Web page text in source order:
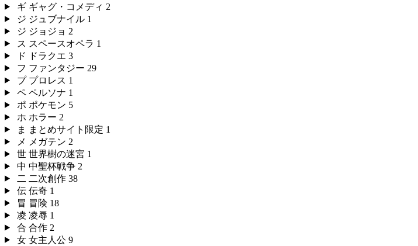
ギ ギャグ・コメディ 2
ジ ジュブナイル 1
ジ ジョジョ 2
ス スペースオペラ 1
ド
ドラクエ 3
フ ファンタジー 29
プ プロレス 1
ペ ペルソナ 1
ポ ポケモン 5
ホ ホラー 2
ま
まとめサイト限定 1
メ
メガテン 2
世 世界樹の迷宮 1
中 中聖杯戦争 2
二 二次創作 38
伝 伝奇 1
冒 冒険 18
凌 凌辱 1
合 合作 2
女 女主人公 9